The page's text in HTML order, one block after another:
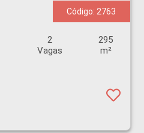
Código: 2763
2
Vagas
295
m²